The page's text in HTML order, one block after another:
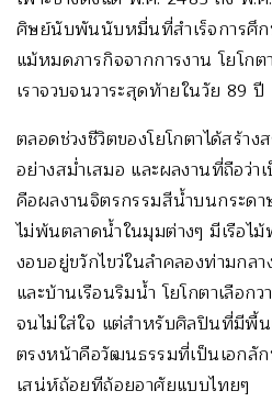
ศิษย์นับพันนับหมื่นที่สำเร็จการศึก
แม้หมดภารกิจจากการงาน โยโก
เราจวบจนวาระสุดท้ายในวัย 89 ปี
ตลอดช่วงชีวิตของโยโกตาได้สร้า
อย่างสม่ำเสมอ และผลงานที่ถือว่า
คือผลงานจิตรกรรมสีน้ำบนกระด
ไม่พ้นตลาดน้ำในมุมต่างๆ มีเรือไ
งอบอยู่ขวักไขว่ในลำคลองท่ามกล
และบ้านเรือนริมน้ำ โยโกตาเลือก
จนไม่ใส่ใจ แต่สำหรับศิลปินที่มีพื้
ตรงหน้าคือวัฒนธรรมที่เป็นเอก
เสน่ห์ถ้อยทีถ้อยอาศัยแบบไทยๆ